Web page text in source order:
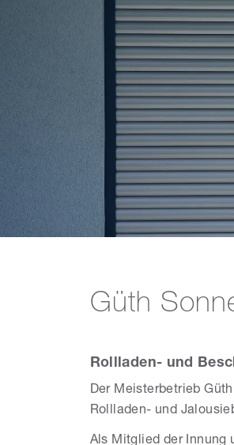
Güth
Rollladen- und
Der Meisterbetrieb
Rollladen- und
Als Mitglied der Innung